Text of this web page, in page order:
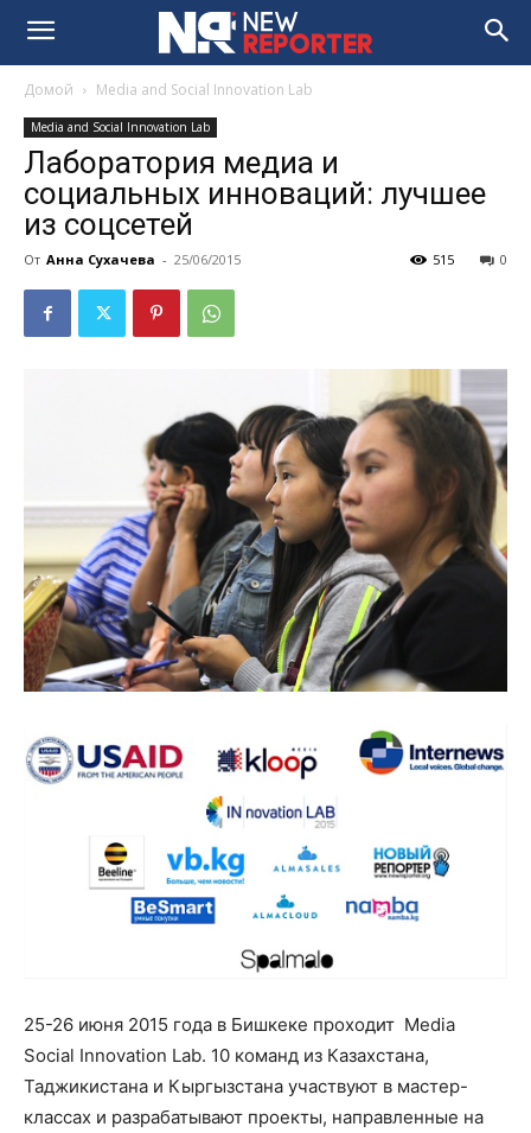
Домой Media and Social Innovation Lab
Media and Social Innovation Lab
Лаборатория медиа и
социальных инноваций: лучшее
из соцсетей
От Анна Сухачева - 25/06/2015 0
515
25-26 июня 2015 года в Бишкеке проходит Media
Social Innovation Lab. 10 команд из Казахстана,
Таджикистана и Кыргызстана участвуют в мастер-
классах и разрабатывают проекты, направленные на